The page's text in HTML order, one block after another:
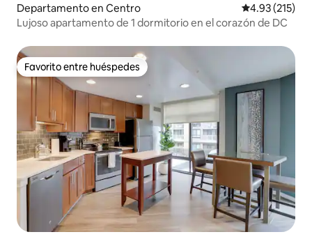
Departamento en Centro Calificación
4.93 (215)
Lujoso apartamento de 1 dormitorio en el corazón de DC
Favorito entre huéspedes
Favorito entre huéspedes